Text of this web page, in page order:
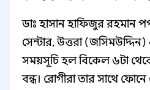
ডাঃ হাসান হাফিজুর রহমান
সেন্টার, উত্তরা
সময়সূচি হল বিকেল ৬টা
বন্ধ। রোগীরা তার সাথে